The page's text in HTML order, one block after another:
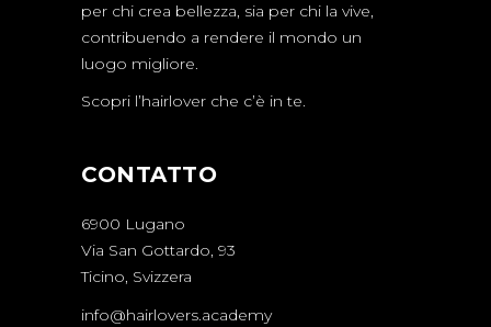
per chi crea bellezza, sia per chi la vive,
contribuendo a rendere il mondo un
luogo migliore.
Scopri l’hairlover che c’è in te.
CONTATTO
6900 Lugano
Via San Gottardo, 93
Ticino, Svizzera
info@hairlovers.academy